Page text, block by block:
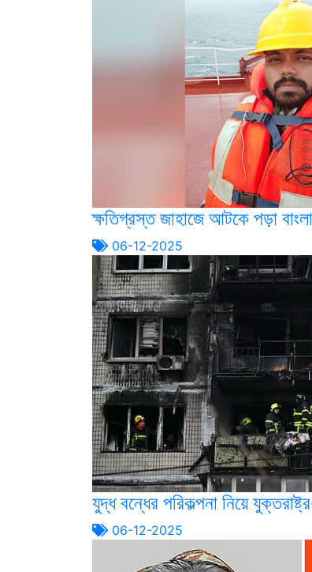
ক্ষতিগ্রস্ত জাহাজে আটকে পড়া
06-12-2025
যুদ্ধ বন্ধের পরিকল্পনা নিয়ে
06-12-2025